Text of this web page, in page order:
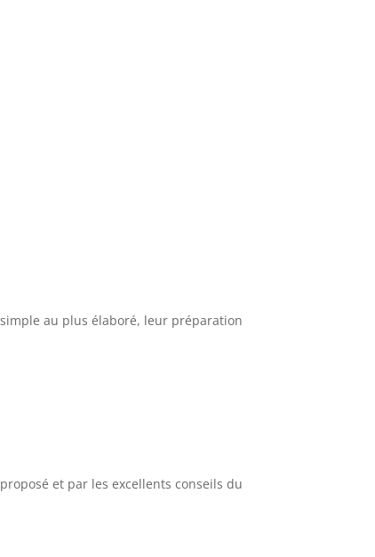
au plus élaboré, leur préparation
et par les excellents conseils du